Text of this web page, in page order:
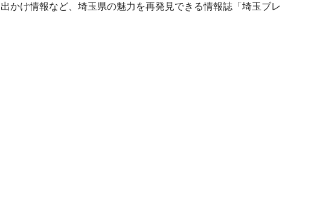
かけ情報など、埼玉県の魅力を再発見できる情報誌「埼玉ブレ